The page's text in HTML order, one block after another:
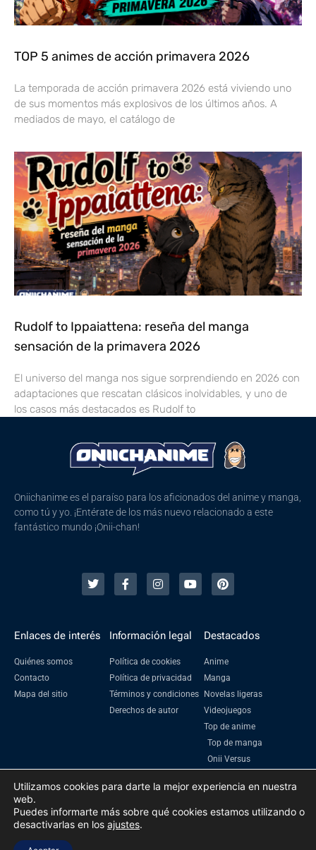
TOP 5 animes de acción primavera 2026
La temporada de acción primavera 2026 está viviendo uno
de sus momentos más explosivos de los últimos años. A
mediados de mayo, el catálogo de
Rudolf to Ippaiattena: reseña del manga
sensación de la primavera 2026
El universo del manga nos sigue sorprendiendo en 2026 con
adaptaciones que rescatan clásicos inolvidables, y uno de
los casos más destacados es Rudolf to
Oniichanime es el paraíso para los aficionados del anime y manga,
como tú y yo. ¡Entérate de los más nuevo relacionado a este
fantástico mundo ¡Onii-chan!
Enlaces de interés
Quiénes somos
Contacto
Mapa del sitio
Información legal
Política de cookies
Política de privacidad
Términos y condiciones
Derechos de autor
Destacados
Anime
Manga
Novelas ligeras
Videojuegos
Top de anime
Top de manga
Onii Versus
2023 Oniichanime | Todos los derechos reservados
Prohibida su reproducción total o parcial sin la autorización escrita de su
Utilizamos cookies para darte la mejor experiencia en nuestra
web.
Puedes informarte más sobre qué cookies estamos utilizando o
desactivarlas en los ajustes.